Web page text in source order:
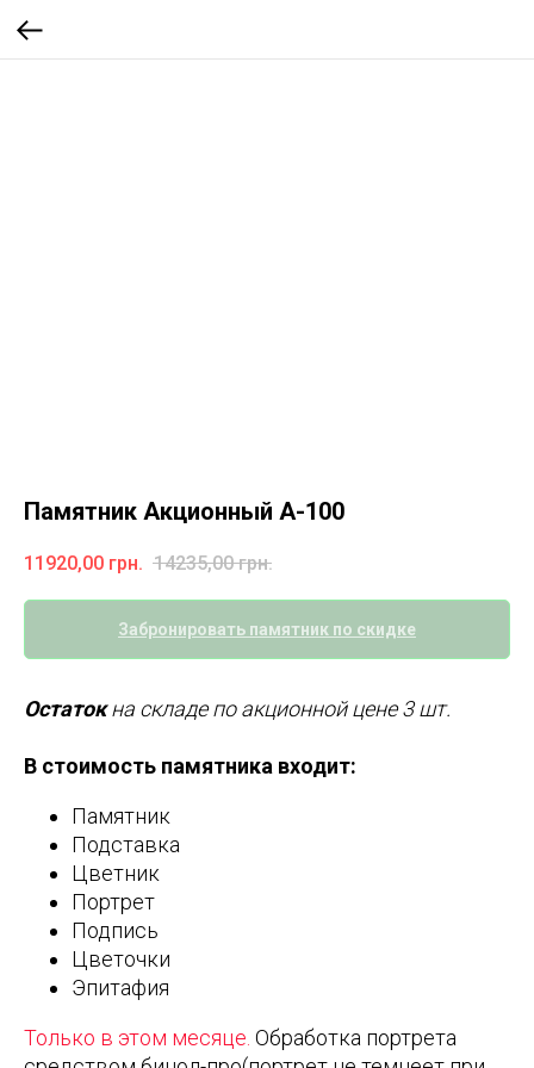
Памятник Акционный А-100
11920,00 грн. 14235,00 грн.
Забронировать памятник по скидке
Остатокна складе по акционной цене 3 шт.
В стоимость памятника входит:
Памятник
Подставка
Цветник
Портрет
Подпись
Цветочки
Эпитафия
Только в этом месяце. Обработка портрета